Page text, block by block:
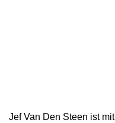
Jef Van Den Steen ist